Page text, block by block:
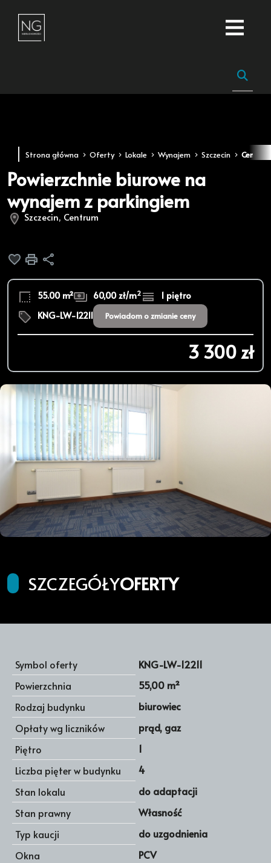
Strona główna Oferty Lokale Wynajem Szczecin Centrum
Powierzchnie biurowe na
wynajem z parkingiem
Szczecin, Centrum
Dodaj do ulubionych
Drukuj
55.00 m² 60,00 zł/m2
1 piętro
KNG-LW-12211
Powiadom o zmianie ceny
3 300 zł
SZCZEGÓŁYOFERTY
Symbol oferty
KNG-LW-12211
Powierzchnia
55,00 m²
Rodzaj budynku
biurowiec
Opłaty wg liczników
prąd, gaz
Piętro
1
Liczba pięter w budynku
4
Stan lokalu
do adaptacji
Stan prawny
Własność
Typ kaucji
do uzgodnienia
Okna
PCV